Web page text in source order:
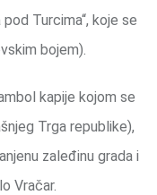
Turcima“, koje se
bojem).
kapije kojom se
Trga republike),
zaleđinu grada i
Vračar.